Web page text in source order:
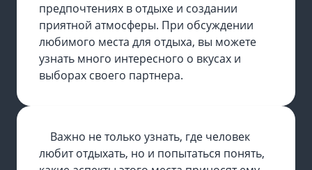
предпочтениях в отдыхе и создании
приятной атмосферы. При обсуждении
любимого места для отдыха, вы можете
узнать много интересного о вкусах и
выборах своего партнера.
Важно не только узнать, где человек
любит отдыхать, но и попытаться понять,